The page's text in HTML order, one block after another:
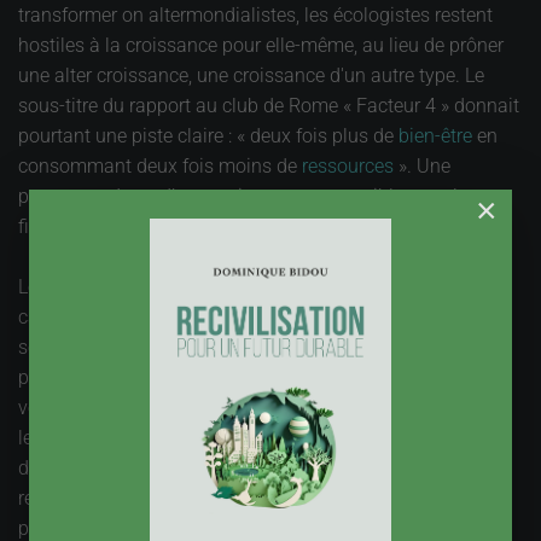
transformer on altermondialistes, les écologistes restent
hostiles à la croissance pour elle-même, au lieu de prôner
une alter croissance, une croissance d'un autre type. Le
sous-titre du rapport au club de Rome « Facteur 4 » donnait
pourtant une piste claire : « deux fois plus de bien-être en
consommant deux fois moins de ressources ». Une
promesse, donc, d’une croissance compatible avec la
finitude du monde.
Les analystes diront que l’écologie – Amish est une
caricature grossière, et ils auront raison, mais les a priori
sont là. L’image perçue domine la réalité. Elle est mise à
profit par les ennemis de l’écologie, les conservateurs qui
voudraient que rien ne change, que c’était mieux avant, et
les intérêts qui ont construit leur prospérité dans le monde
d’hier. L’écologie est ainsi victime d’a priori que ses
représentants s’attachent à conforter, contre toute logique
politique. Son côté moral, et parfois moralisateur, semble
×